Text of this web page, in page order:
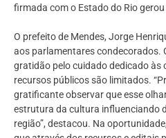
firmada com o Estado do Rio
O prefeito de Mendes, Jorge
aos parlamentares condecorados.
gratidão pelo cuidado dedicado às
recursos públicos são limitados.
gratificante observar que esse
estrutura da cultura influenciando
região”, destacou. Na